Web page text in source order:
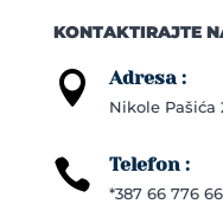
KONTAKTIRAJTE
 Adresa :
Nikole Pašića
 Telefon :
*387 66 776